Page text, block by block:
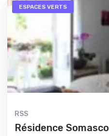
ESPACES VERTS
RSS
Résidence Somasco